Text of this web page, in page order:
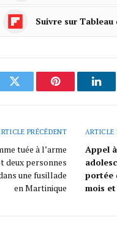
Suivre sur
Twitter Pinterest
PRÉCÉDENT
tuée à l’arme
deux personnes
une fusillade
en Martinique
Appel
portée
mois